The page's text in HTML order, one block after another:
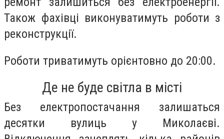
Також фахівці виконуватимуть роботи з
реконструкції.
Роботи триватимуть орієнтовно до 20:00.
Де не буде світла в місті
Без електропостачання залишаться
десятки вулиць у Миколаєві.